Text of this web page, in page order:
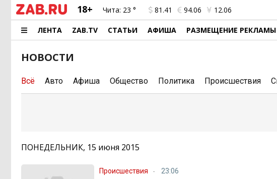
18+ Чита: 23 ° 81.41 94.06 12.06
ЛЕНТА ZAB.TV СТАТЬИ АФИША РАЗМЕЩЕНИЕ РЕКЛАМЫ
НОВОСТИ
Всё Авто Афиша Общество Политика Происшествия
ПОНЕДЕЛЬНИК, 15 июня 2015
Происшествия 23:06